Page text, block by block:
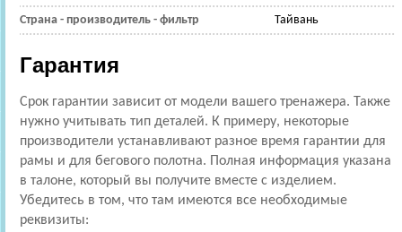
Страна - производитель - фильтр Тайвань
Гарантия
Срок гарантии зависит от модели вашего тренажера. Также
нужно учитывать тип деталей. К примеру, некоторые
производители устанавливают разное время гарантии для
рамы и для бегового полотна. Полная информация указана
в талоне, который вы получите вместе с изделием.
Убедитесь в том, что там имеются все необходимые
реквизиты: